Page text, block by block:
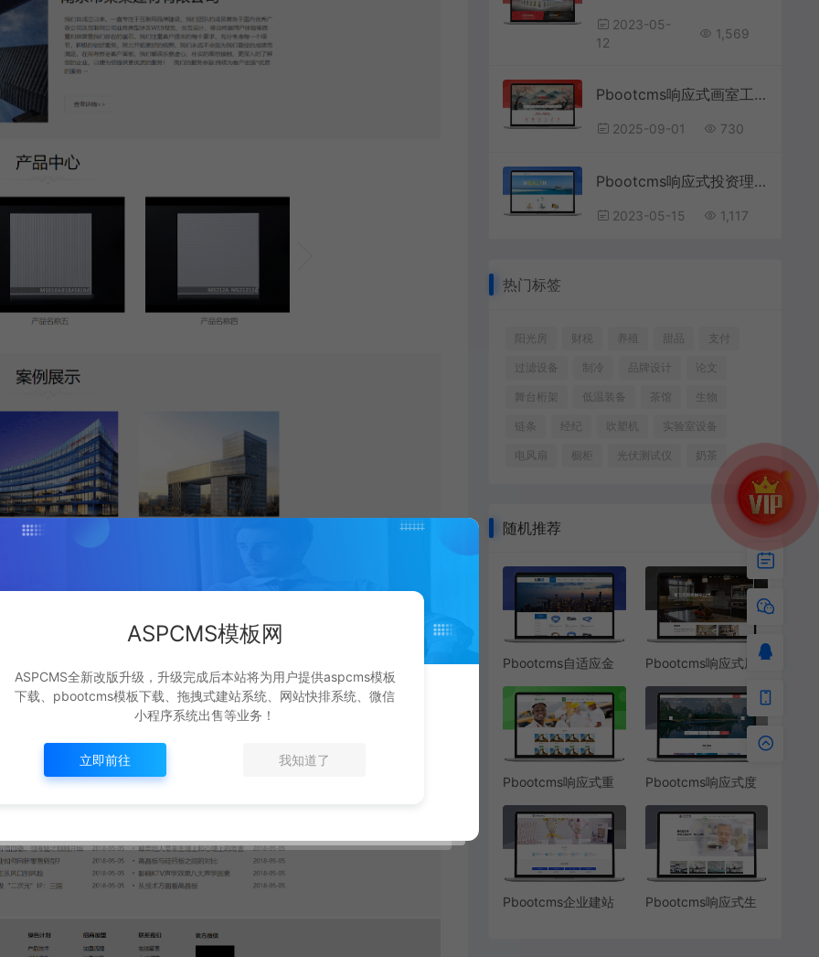
2023-05-
12
1,569
Pbootcms响应式画室工作室培训班网站模板
2025-09-01 730
Pbootcms响应式投资理财网站模板
2023-05-15 1,117
热门标签
阳光房 财税 养殖 甜品 支付
过滤设备 制冷 品牌设计 论文
舞台桁架 低温装备 茶馆 生物
链条 经纪 吹塑机 实验室设备
电风扇 橱柜 光伏测试仪 奶茶
随机推荐
Pbootcms自适应金
源码
Pbootcms响应式厨
Pbootcms响应式重
板
Pbootcms响应式度
Pbootcms企业建站
Pbootcms响应式生
ASPCMS模板网
ASPCMS全新改版升级，升级完成后本站将为用户提供aspcms模板
下载、pbootcms模板下载、拖拽式建站系统、网站快排系统、微信
小程序系统出售等业务！
立即前往 我知道了